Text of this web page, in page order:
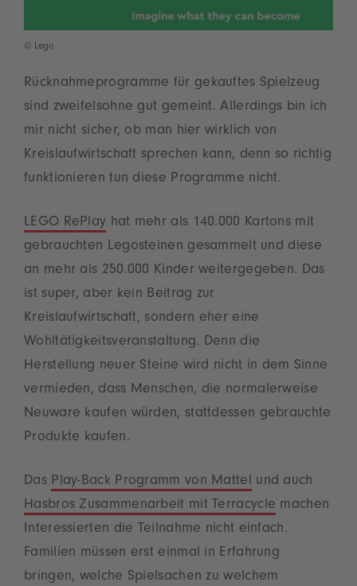
© Lego
Rücknahmeprogramme für gekauftes Spielzeug
sind zweifelsohne gut gemeint. Allerdings bin ich
mir nicht sicher, ob man hier wirklich von
Kreislaufwirtschaft sprechen kann, denn so richtig
funktionieren tun diese Programme nicht.
LEGO RePlay hat mehr als 140.000 Kartons mit
gebrauchten Legosteinen gesammelt und diese
an mehr als 250.000 Kinder weitergegeben. Das
ist super, aber kein Beitrag zur
Kreislaufwirtschaft, sondern eher eine
Wohltätigkeitsveranstaltung. Denn die
Herstellung neuer Steine wird nicht in dem Sinne
vermieden, dass Menschen, die normalerweise
Neuware kaufen würden, stattdessen gebrauchte
Produkte kaufen.
Das Play-Back Programm von Mattel und auch
Hasbros Zusammenarbeit mit Terracycle machen
Interessierten die Teilnahme nicht einfach.
Familien müssen erst einmal in Erfahrung
bringen, welche Spielsachen zu welchem